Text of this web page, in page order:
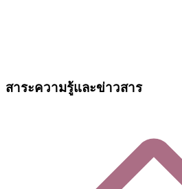
สาระความรู้และข่าวสาร